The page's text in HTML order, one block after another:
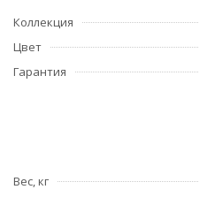
Коллекция
Цвет
Гарантия
Вес, кг